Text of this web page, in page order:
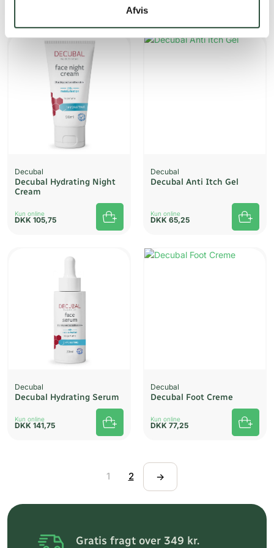
Afvis
Decubal
Decubal Hydrating Night
Cream
Kun online
DKK 105,75
Decubal
Decubal Anti Itch Gel
Kun online
DKK 65,25
Decubal
Decubal Hydrating Serum
Kun online
DKK 141,75
Decubal
Decubal Foot Creme
Kun online
DKK 77,25
1 2 →
Gratis fragt over 349 kr.